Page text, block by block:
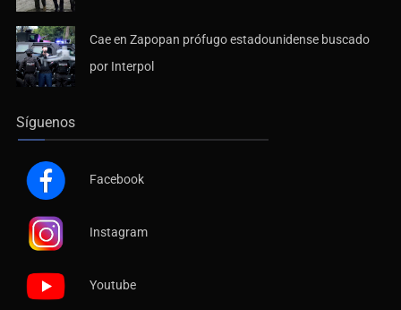
Cae en Zapopan prófugo estadounidense buscado
por Interpol
Síguenos
Facebook
Instagram
Youtube